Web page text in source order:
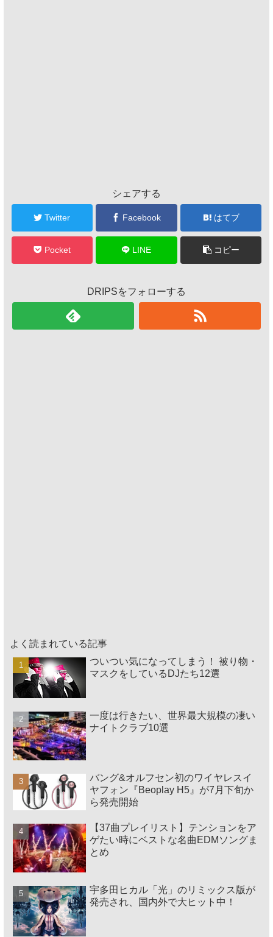
シェアする
Twitter Facebook はてブ
Pocket LINE コピー
DRIPSをフォローする
よく読まれている記事
ついつい気になってしまう！ 被り物・
マスクをしているDJたち12選
一度は行きたい、世界最大規模の凄い
ナイトクラブ10選
バング&オルフセン初のワイヤレスイ
ヤフォン『Beoplay H5』が7月下旬か
ら発売開始
【37曲プレイリスト】テンションをア
ゲたい時にベストな名曲EDMソングま
とめ
宇多田ヒカル「光」のリミックス版が
発売され、国内外で大ヒット中！